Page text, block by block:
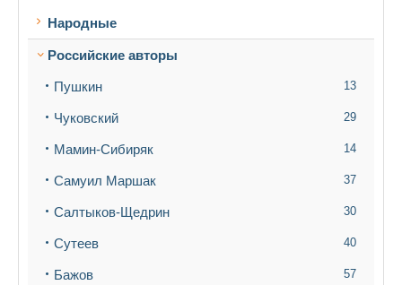
Народные
Российские авторы
Пушкин 13
Чуковский 29
Мамин-Сибиряк 14
Самуил Маршак 37
Салтыков-Щедрин 30
Сутеев 40
Бажов 57